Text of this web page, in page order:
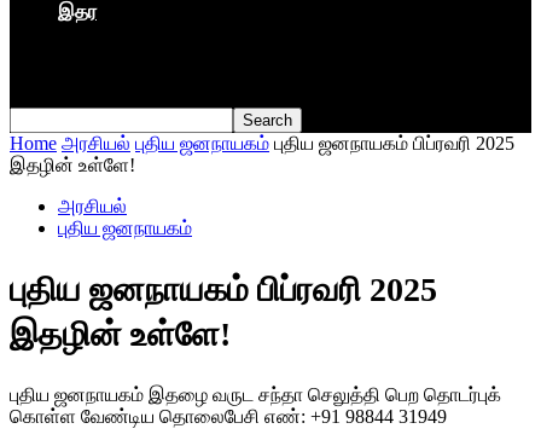
இதர
Home அரசியல் புதிய ஜனநாயகம் புதிய ஜனநாயகம் பிப்ரவரி 2025
இதழின் உள்ளே!
அரசியல்
புதிய ஜனநாயகம்
புதிய ஜனநாயகம் பிப்ரவரி 2025
இதழின் உள்ளே!
புதிய ஜனநாயகம் இதழை வருட சந்தா செலுத்தி பெற தொடர்புக்
கொள்ள வேண்டிய தொலைபேசி எண்: +91 98844 31949